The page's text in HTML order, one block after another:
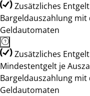
Zusätzliches
Bargeldauszahlung
Geldautomaten
Zusätzliches
Mindestentgelt je
Bargeldauszahlung
Geldautomaten